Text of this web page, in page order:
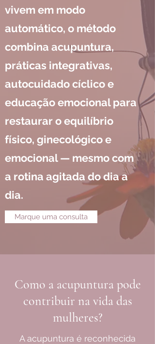
vivem em modo
automático, o método
combina acupuntura,
práticas integrativas,
autocuidado cíclico e
educação emocional para
restaurar o equilíbrio
físico, ginecológico e
emocional — mesmo com
a rotina agitada do dia a
dia.
Marque uma consulta
Como a acupuntura pode
contribuir na vida das
mulheres?
A acupuntura é reconhecida